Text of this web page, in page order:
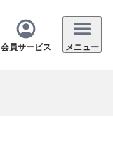
会員サービス メニュー